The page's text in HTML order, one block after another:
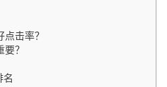
击率？
？
名